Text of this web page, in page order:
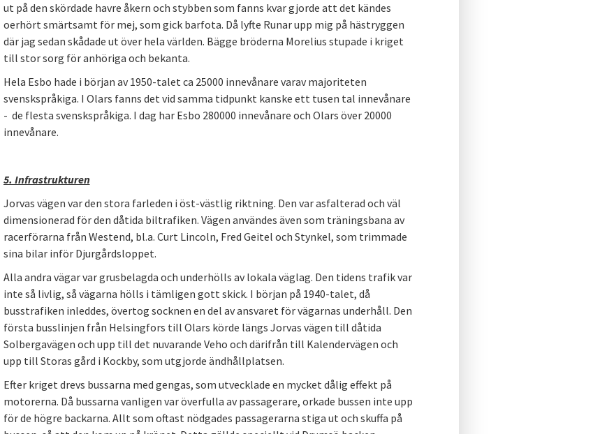
ut på den skördade havre åkern och stybben som fanns kvar gjorde att det kändes
oerhört smärtsamt för mej, som gick barfota. Då lyfte Runar upp mig på hästryggen
där jag sedan skådade ut över hela världen. Bägge bröderna Morelius stupade i kriget
till stor sorg för anhöriga och bekanta.
Hela Esbo hade i början av 1950-talet ca 25000 innevånare varav majoriteten
svenskspråkiga. I Olars fanns det vid samma tidpunkt kanske ett tusen tal innevånare
- de flesta svenskspråkiga. I dag har Esbo 280000 innevånare och Olars över 20000
innevånare.
5. Infrastrukturen
Jorvas vägen var den stora farleden i öst-västlig riktning. Den var asfalterad och väl
dimensionerad för den dåtida biltrafiken. Vägen användes även som träningsbana av
racerförarna från Westend, bl.a. Curt Lincoln, Fred Geitel och Stynkel, som trimmade
sina bilar inför Djurgårdsloppet.
Alla andra vägar var grusbelagda och underhölls av lokala väglag. Den tidens trafik var
inte så livlig, så vägarna hölls i tämligen gott skick. I början på 1940-talet, då
busstrafiken inleddes, övertog socknen en del av ansvaret för vägarnas underhåll. Den
första busslinjen från Helsingfors till Olars körde längs Jorvas vägen till dåtida
Solbergavägen och upp till det nuvarande Veho och därifrån till Kalendervägen och
upp till Storas gård i Kockby, som utgjorde ändhållplatsen.
Efter kriget drevs bussarna med gengas, som utvecklade en mycket dålig effekt på
motorerna. Då bussarna vanligen var överfulla av passagerare, orkade bussen inte upp
för de högre backarna. Allt som oftast nödgades passagerarna stiga ut och skuffa på